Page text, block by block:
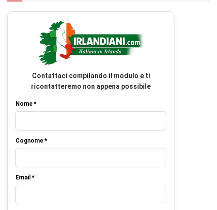
Contattaci compilando il modulo e ti
ricontatteremo non appena possibile
Nome *
Cognome *
Email *